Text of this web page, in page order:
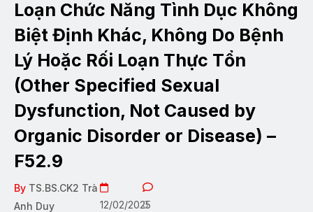
Loạn Chức Năng Tình Dục Không
Biệt Định Khác, Không Do Bệnh
Lý Hoặc Rối Loạn Thực Tổn
(Other Specified Sexual
Dysfunction, Not Caused by
Organic Disorder or Disease) –
F52.9
By TS.BS.CK2 Trà
Anh Duy
12/02/2025
0